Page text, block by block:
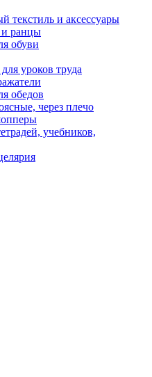
текстиль и аксессуары
ранцы
обуви
уроков труда
обедов
через плечо
учебников,